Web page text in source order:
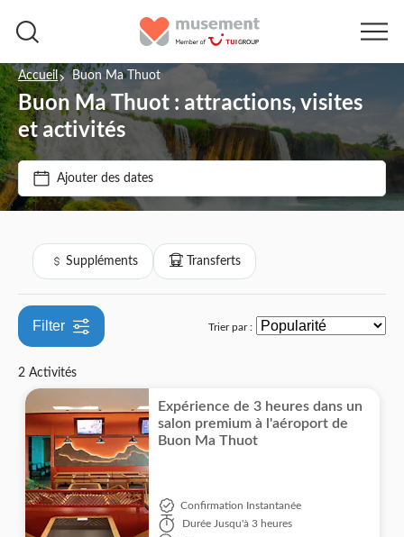
Accueil Buon Ma Thuot
Buon Ma Thuot : attractions, visites
et activités
Ajouter des dates
Prix par adulte
Min € €
Options de billets
Confirmation instantanée
Entrée incluse
Repas inclus
Annulation gratuite
Services à l'aéroport
Transferts
Suppléments Transferts
Filter Trier par :
2 Activités
Expérience de 3 heures dans un
salon premium à l'aéroport de
Buon Ma Thuot
Confirmation Instantanée
Durée Jusqu'à 3 heures